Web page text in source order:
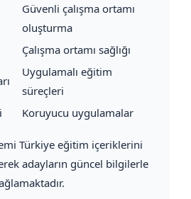
Güvenli çalışma ortamı
oluşturma
Çalışma ortamı sağlığı
Uygulamalı eğitim
süreçleri
Koruyucu uygulamalar
Türkiye eğitim içeriklerini
adayların güncel bilgilerle